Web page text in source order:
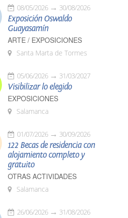
08/05/2026 30/08/2026
Exposición Oswaldo
Guayasamín
ARTE / EXPOSICIONES
Santa Marta de Tormes
05/06/2026 31/03/2027
Visibilizar lo elegido
EXPOSICIONES
Salamanca
01/07/2026 30/09/2026
122 Becas de residencia con
alojamiento completo y
gratuito
OTRAS ACTIVIDADES
Salamanca
26/06/2026 31/08/2026